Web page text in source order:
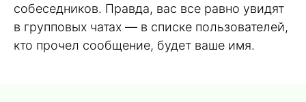
собеседников. Правда, вас все равно увидят
в групповых чатах — в списке пользователей,
кто прочел сообщение, будет ваше имя.